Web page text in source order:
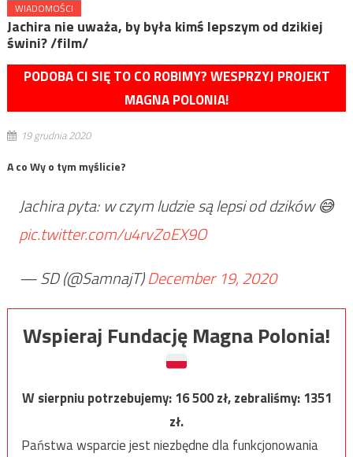
WIADOMOŚCI
Jachira nie uważa, by była kimś lepszym od dzikiej
świni? /film/
PODOBA CI SIĘ TO CO ROBIMY? WESPRZYJ PROJEKT
MAGNA POLONIA!
19 grudnia 2020
A co Wy o tym myślicie?
Jachira pyta: w czym ludzie są lepsi od dzików 😅
pic.twitter.com/u4rvZoEX9O
— SD (@SamnajT)December 19, 2020
Wspieraj Fundację Magna Polonia!
W sierpniu potrzebujemy:16 500zł, zebraliśmy:1351
zł.
Państwa wsparcie jest niezbędne dla funkcjonowania